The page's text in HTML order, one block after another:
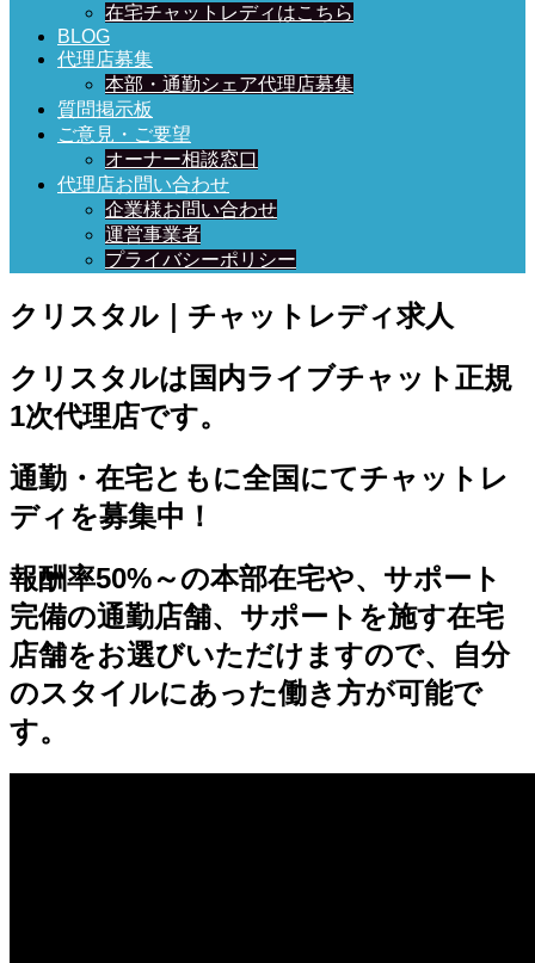
在宅チャットレディはこちら
BLOG
代理店募集
本部・通勤シェア代理店募集
質問掲示板
ご意見・ご要望
オーナー相談窓口
代理店お問い合わせ
企業様お問い合わせ
運営事業者
プライバシーポリシー
クリスタル｜チャットレディ求人
クリスタルは国内ライブチャット正規
1次代理店です。
通勤・在宅ともに全国にてチャットレ
ディを募集中！
報酬率50%～の本部在宅や、サポート
完備の通勤店舗、サポートを施す在宅
店舗をお選びいただけますので、自分
のスタイルにあった働き方が可能で
す。